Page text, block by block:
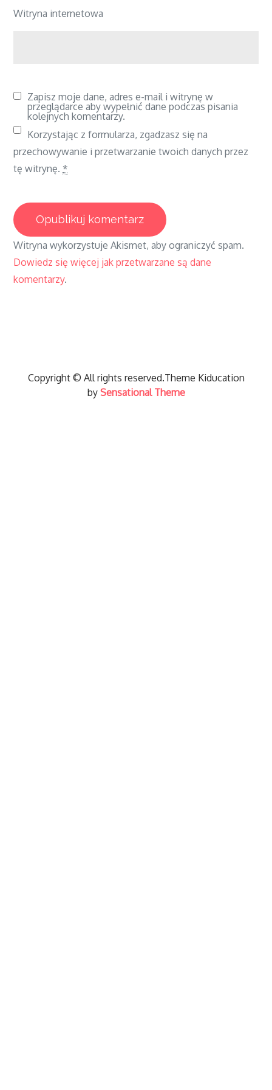
Witryna internetowa
Zapisz moje dane, adres e-mail i witrynę w
przeglądarce aby wypełnić dane podczas pisania
kolejnych komentarzy.
Korzystając z formularza, zgadzasz się na
przechowywanie i przetwarzanie twoich danych przez
tę witrynę. *
Witryna wykorzystuje Akismet, aby ograniczyć spam.
Dowiedz się więcej jak przetwarzane są dane
komentarzy.
Copyright © All rights reserved.Theme Kiducation
by Sensational Theme